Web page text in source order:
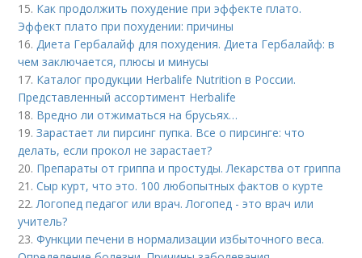
15. Как продолжить похудение при эффекте плато.
Эффект плато при похудении: причины
16.Диета Гербалайф для похудения. Диета Гербалайф: в
чем заключается, плюсы и минусы
17. Каталог продукции Herbalife Nutrition в России.
Представленный ассортимент Herbalife
18. Вредно ли отжиматься на брусьях…
19.Зарастает ли пирсинг пупка. Все о пирсинге: что
делать, если прокол не зарастает?
20. Препараты от гриппа и простуды. Лекарства от гриппа
21.Сыр курт, что это. 100 любопытных фактов о курте
22.Логопед педагог или врач. Логопед - это врач или
учитель?
23.Функции печени в нормализации избыточного веса.